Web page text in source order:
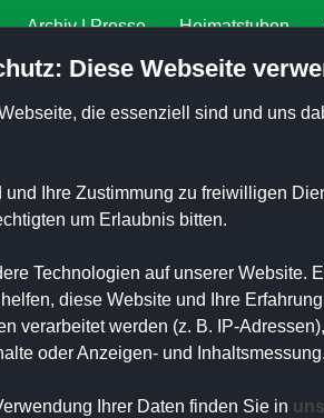
Archiv | Presse Heimatstuben
Diese Webseite
die essenziell sind und uns
Ihre Zustimmung zu freiwilligen
um Erlaubnis bitten.
Technologien auf unserer Website.
diese Website und Ihre
verarbeitet werden (z. B. IP-
oder Anzeigen- und Inhaltsmessung.
Ihrer Daten finden Sie in